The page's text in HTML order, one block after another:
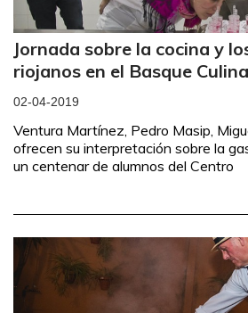
Jornada sobre la cocina y
riojanos en el Basque
02-04-2019
Ventura Martínez, Pedro Masip,
ofrecen su interpretación sobre la
un centenar de alumnos del Centro